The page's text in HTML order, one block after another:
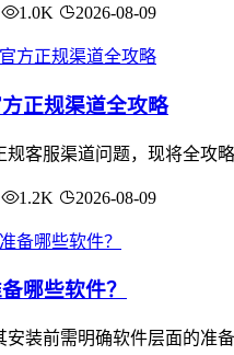
1.0K 2026-08-09
正规渠道全攻略
规客服渠道问题，现将全攻
1.2K 2026-08-09
哪些软件？
装前需明确软件层面的准